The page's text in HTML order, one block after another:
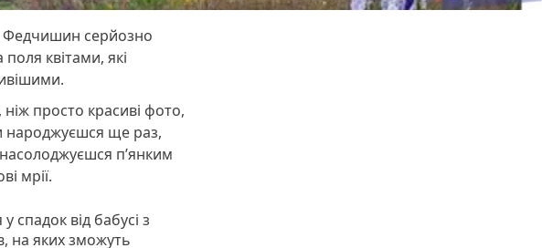
Федчишин серйозно
квітами, які
просто красиві фото,
народжуєшся ще раз,
п’янким
мрії.
спадок від бабусі з
на яких зможуть